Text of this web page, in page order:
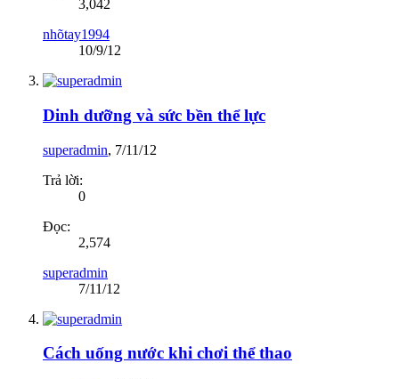
3,042
nhõtay1994
10/9/12
Dinh dưỡng và sức bền thể lực
superadmin, 7/11/12
Trả lời:
0
Đọc:
2,574
superadmin
7/11/12
Cách uống nước khi chơi thể thao